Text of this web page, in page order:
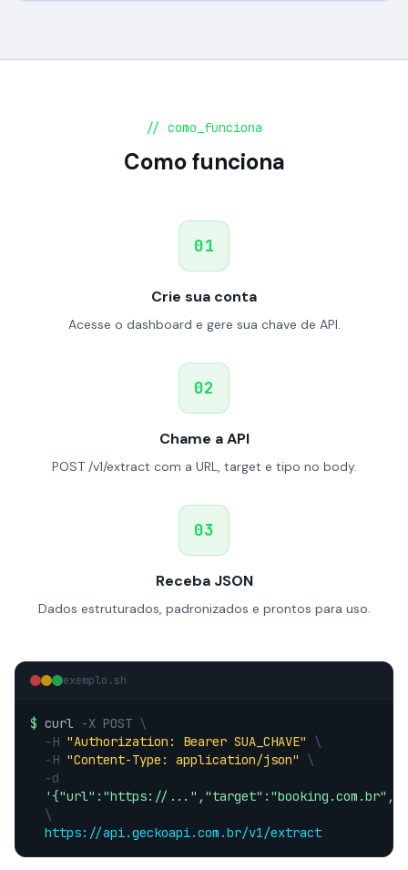
// como_funciona
Como funciona
01
Crie sua conta
Acesse o dashboard e gere sua chave de API.
02
Chame a API
POST /v1/extract com a URL, target e tipo no body.
03
Receba JSON
Dados estruturados, padronizados e prontos para uso.
exemplo.sh
$ curl -X POST \
-H "Authorization: Bearer SUA_CHAVE"
\
-H "Content-Type: application/json"
\
-d
'{"url":"https://
\
https://api.geckoapi.com.br/v1/extract